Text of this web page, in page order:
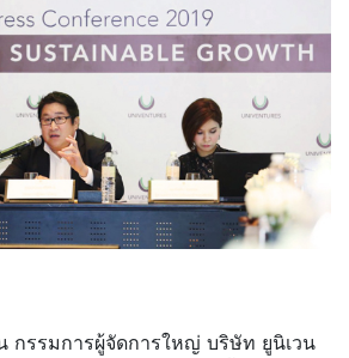
กรรมการผู้จัดการใหญ่ บริษัท ยูนิเวน